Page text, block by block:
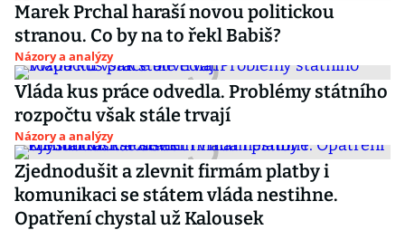
Marek Prchal haraší novou politickou
stranou. Co by na to řekl Babiš?
Názory a analýzy
Vláda kus práce odvedla. Problémy státního
rozpočtu však stále trvají
Názory a analýzy
Zjednodušit a zlevnit firmám platby i
komunikaci se státem vláda nestihne.
Opatření chystal už Kalousek